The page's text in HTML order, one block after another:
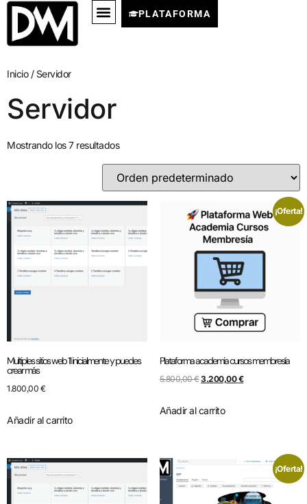
PLATAFORMA
Inicio/ Servidor
Servidor
Mostrando los 7 resultados
Multiples sitios web 11 inicialmente y puedes
crear más
1.800,00 €
Añadir al carrito
¡Oferta!
Plataforma academia cursos membresía
5.800,00€3.200,00€
Añadir al carrito
¡Oferta!